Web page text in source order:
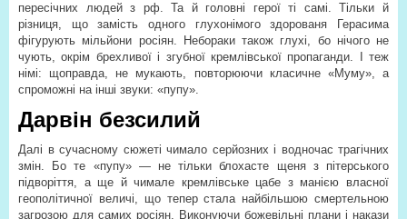
пересічних людей з рф. Та й головні герої ті самі. Тільки й
різниця, що замість одного глухонімого здорованя Герасима
фігурують мільйони росіян. Небораки також глухі, бо нічого не
чують, окрім брехливої і згубної кремлівської пропаганди. І теж
німі: щоправда, не мукають, повторюючи класичне «Муму», а
спроможні на інші звуки: «пупу».
Дарвін безсилий
Далі в сучасному сюжеті чимало серйозних і водночас трагічних
змін. Бо те «пупу» — не тільки блохасте щеня з пітерського
підворіття, а ще й чимале кремлівське цабе з манією власної
геополітичної величі, що тепер стала найбільшою смертельною
загрозою для самих росіян. Виконуючи божевільні плани і накази